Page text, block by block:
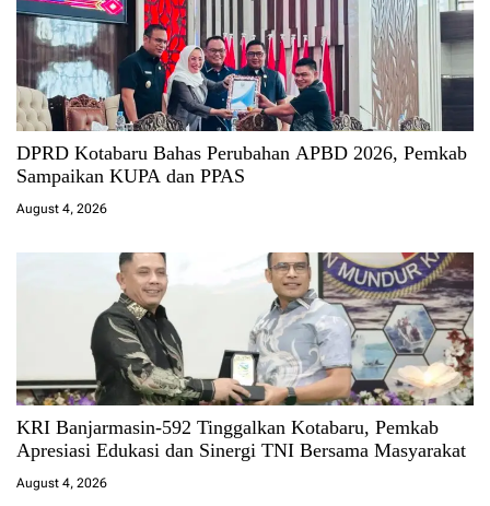
DPRD Kotabaru Bahas Perubahan APBD 2026, Pemkab
Sampaikan KUPA dan PPAS
August 4, 2026
KRI Banjarmasin-592 Tinggalkan Kotabaru, Pemkab
Apresiasi Edukasi dan Sinergi TNI Bersama Masyarakat
August 4, 2026